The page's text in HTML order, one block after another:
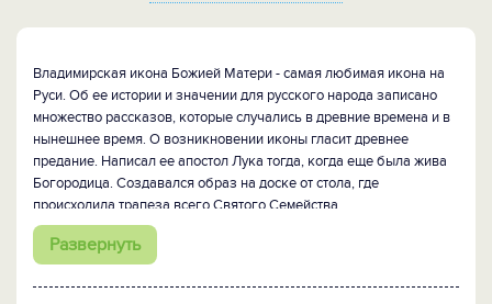
Владимирская икона Божией Матери - самая любимая икона на
Руси. Об ее истории и значении для русского народа записано
множество рассказов, которые случались в древние времена и в
нынешнее время. О возникновении иконы гласит древнее
предание. Написал ее апостол Лука тогда, когда еще была жива
Богородица. Создавался образ на доске от стола, где
происходила трапеза всего Святого Семейства.
Существует много образов, которые своими чудесами
помогают людям. Каждый из ликов святых берет на себя
охватывает все горести и печали, помогая верующим во всех
Развернуть